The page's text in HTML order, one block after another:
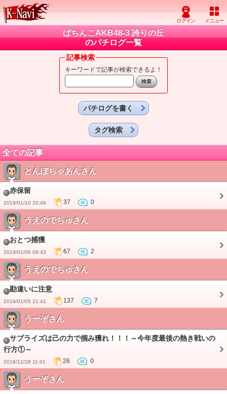
ぱちんこAKB48-3 誇りの丘
のパチログ一覧
記事検索
キーワードで記事が検索できるよ！
パチログを書く
タグ検索
全ての記事
とんぼちゃあんさん
赤保留
2019/01/10 20:49 37 0
うえのでちゅさん
おとつ捕獲
2019/01/06 08:43 67 2
うえのでちゅさん
勘違いに注意
2019/01/05 21:41 137 7
うーぞさん
サプライズは己の力で掴み獲れ！！！～今年度最後の熱き戦いの
行方①～
2018/12/28 11:01 26 0
うーぞさん